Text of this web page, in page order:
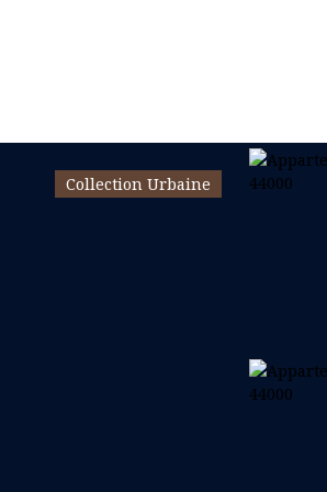
Collection Urbaine